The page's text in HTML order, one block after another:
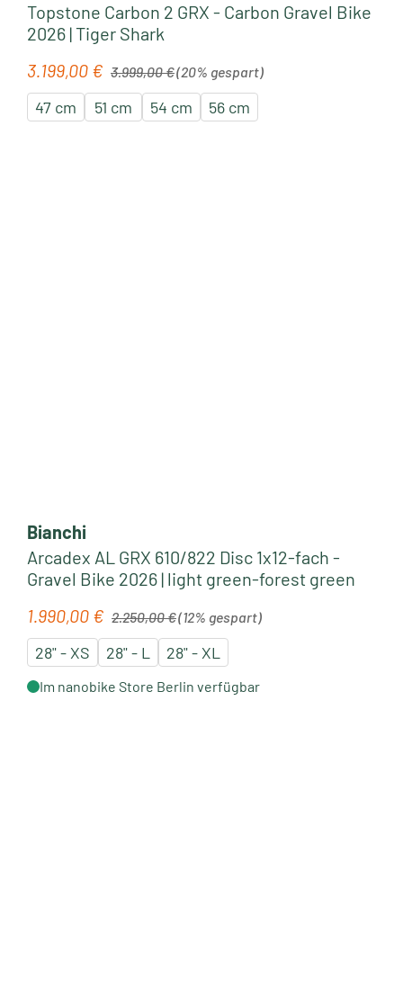
Topstone Carbon 2 GRX - Carbon Gravel Bike
2026 | Tiger Shark
Verkaufspreis:
3.199,00 € Regulärer Preis:
3.999,00 €(20% gespart)
47 cm 51 cm 54 cm 56 cm
Bianchi
Arcadex AL GRX 610/822 Disc 1x12-fach -
Gravel Bike 2026 | light green-forest green
Verkaufspreis:
1.990,00 € 2.250,00 €(12% gespart)
28" - XS 28" - L 28" - XL
Im nanobike Store Berlin verfügbar